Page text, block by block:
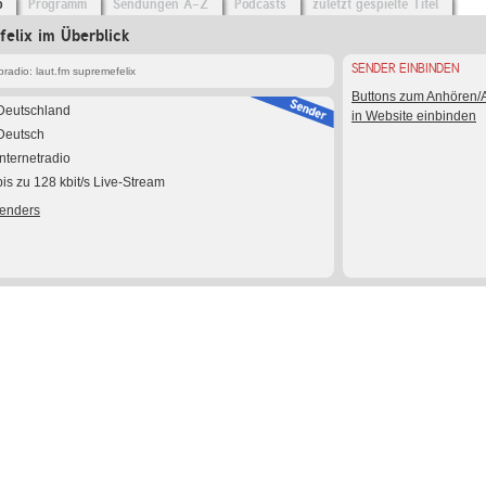
Programm Sendungen A-Z Podcasts zuletzt gespielte Titel
im Überblick
laut.fm supremefelix
zu 128 kbit/s Live-Stream
SENDER EINBINDEN
Buttons zum Anhören/
in Website einbinden